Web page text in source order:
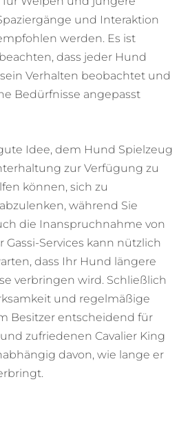
und Interaktion
werden. Es ist
dass jeder Hund
Verhalten beobachtet und
Bedürfnisse angepasst
Idee, dem Hund Spielzeug
zur Verfügung zu
können, sich zu
während Sie
die Inanspruchnahme von
Services kann nützlich
dass Ihr Hund längere
verbringen wird. Schließlich
und regelmäßige
Besitzer entscheidend für
zufriedenen Cavalier King
davon, wie lange er